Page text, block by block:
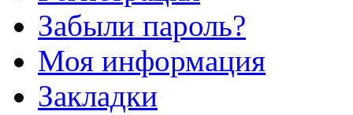
Забыли пароль?
Моя информация
Закладки